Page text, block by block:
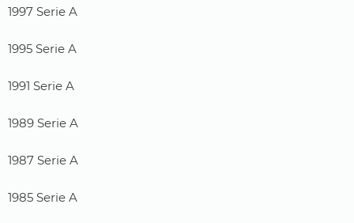
1997 Serie A
1995 Serie A
1991 Serie A
1989 Serie A
1987 Serie A
1985 Serie A